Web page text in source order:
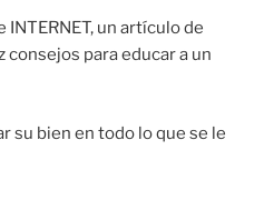
INTERNET, un artículo de
consejos para educar a un
su bien en todo lo que se le